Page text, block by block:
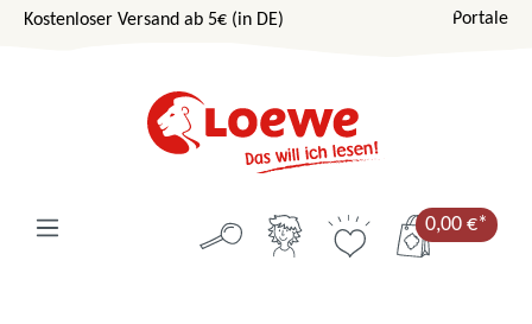
Zum Hauptinhalt springen
Kostenloser Versand ab 5€ (in DE) Portale
0,00 €*